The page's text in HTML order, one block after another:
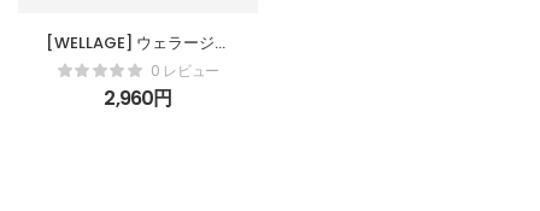
[WELLAGE] ウェラージュ
リアルヒアルロニックブル
ー100アンプル 100ml 美
容液 ヒアルロン酸Na配合
0 レビュー
2,960円